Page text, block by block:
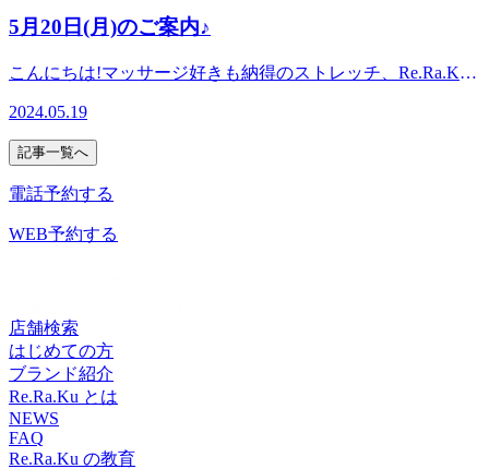
れていてもご案内出来る場合があります。お気軽にお問い合
store.com/&lt;販売チケット&gt;・ボディケア 50分 ¥6,600・ボ
ディケア 70分 ¥8,800・ボディケア 90分 ¥11,000・フットケア
30分 ¥3,850・フットケア 40分 ¥4,950・フットケア 60分
店舗&gt;Re.Re.Ku 一部直営店のみ使える店舗はこちら
意ください※順次ご利用いただける店舗を拡大してまいりま
すので、お待ちくださいませ皆様のご利用を心よりお待ちし
ております! マッサージや整体好きも納得!『ウィングストレ
(20時30分最終受付)〈住所〉中野区東中野5-1-1〈アクセス〉
JR中央・総武線 東中野駅 東2出口より徒歩2分都営大江戸線
東中野駅 A1出口より徒歩5分※オンラインで△や×と表示さ
れていてもご案内出来る場合があります。お気軽にお問い合
わせください^^
22日(水)空き情報のお知らせです!以下の時間帯に空きがござ
います。11:00～14:0015:00～21:00がご案内可能となっており
ります。予めご了承ください。 Re.Ra.Ku東中野店は、11:00
～21:00までの間、換気を行い、毎日OPENしております!み
なさまのご来店をスタッフ一同心よりお待ちしておりま
す。 マッサージや整体好きも納得!『ウィングストレッチor
股関節ストレッチ』を取り入れたリラク系ボディケア
♪Re.Ra.Ku東中野店〈営業時間〉終日:11時00分～21時00分
JR中央・総武線 東中野駅 東2出口より徒歩2分都営大江戸線
5月20日(月)のご案内♪
こんにちは!マッサージ好きも納得のストレッチ、Re.Ra.Ku
日も感染症対策を万全にして、元気に営業しております♪5月
20日(月)空き情報のお知らせです!以下の時間帯に空きがござ
います。11:00～21:00がご案内可能となっております。※現
時点でのご案内可能時間になりますので変動があります。予
の間、換気を行い、毎日OPENしております!みなさまのご来
〈営業時間〉終日:11時00分～21時00分(20時30分最終受付)
〈住所〉中野区東中野5-1-1〈アクセス〉JR中央・総武線 東
中野駅 東2出口より徒歩2分都営大江戸線 東中野駅 A1出口よ
り徒歩5分※オンラインで△や×と表示されていてもご案内
出来る場合があります。お気軽にお問い合わせください^^
2024.05.19
記事一覧へ
電話予約する
WEB予約する
店舗検索
はじめての方
ブランド紹介
Re.Ra.Ku とは
NEWS
FAQ
Re.Ra.Ku の教育